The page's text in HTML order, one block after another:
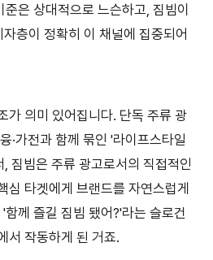
은 상대적으로 느슨하고, 짐빔이
층이 정확히 이 채널에 집중되어
가 의미 있어집니다. 단독 주류 광
·가전과 함께 묶인 '라이프스타일
짐빔은 주류 광고로서의 직접적인
심 타겟에게 브랜드를 자연스럽게
께 즐길 짐빔 됐어?'라는 슬로건
서 작동하게 된 거죠.